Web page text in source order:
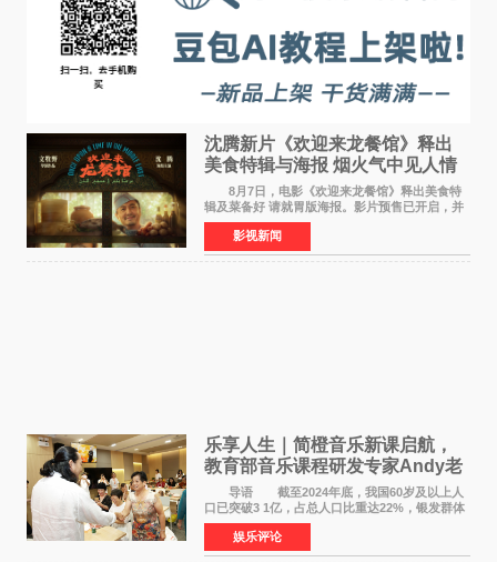
沈腾新片《欢迎来龙餐馆》释出
美食特辑与海报 烟火气中见人情
温暖
8月7日，电影《欢迎来龙餐馆》释出美食特
辑及菜备好 请就胃版海报。影片预售已开启，并
将于8月8日至10日14:00-21:00举行全国超前点
映。电影《欢迎来龙餐馆》作为战争美食喜剧大
片，讲述了中国
影视新闻
乐享人生｜简橙音乐新课启航，
教育部音乐课程研发专家Andy老
师重磅入驻领航银龄琴声
导语 截至2024年底，我国60岁及以上人
口已突破3 1亿，占总人口比重达22%，银发群体
的精神文化需求日益凸显。2024年1月，国务院办
公厅印发《关于发展银发经济增进老年人福祉的
意见》——这是
娱乐评论